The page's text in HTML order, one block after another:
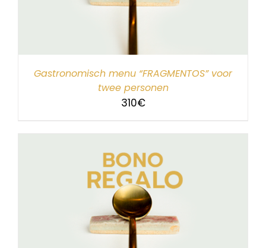
Gastronomisch menu “FRAGMENTOS” voor
twee personen
310€